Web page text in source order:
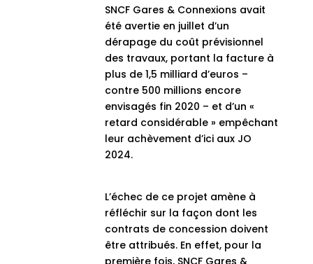
SNCF Gares & Connexions avait
été avertie en juillet d’un
dérapage du coût prévisionnel
des travaux, portant la facture à
plus de 1,5 milliard d’euros –
contre 500 millions encore
envisagés fin 2020 – et d’un «
retard considérable » empêchant
leur achèvement d’ici aux JO
2024.
L’échec de ce projet amène à
réfléchir sur la façon dont les
contrats de concession doivent
être attribués. En effet, pour la